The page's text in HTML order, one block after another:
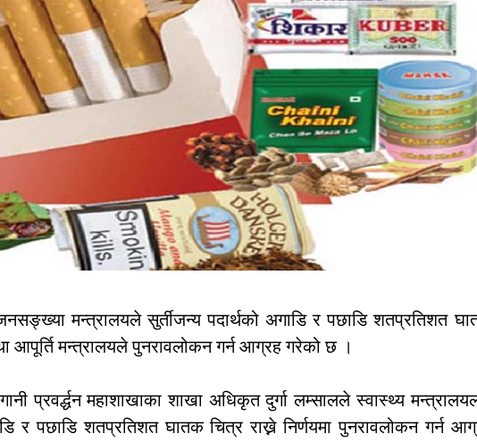
मन्त्रालयले सुर्तीजन्य पदार्थको अगाडि र पछाडि शतप्रतिशत
आपूर्ति मन्त्रालयले पुनरावलोकन गर्न आग्रह गरेको छ ।
प्रवर्द्धन महाशाखाका शाखा अधिकृत दुर्गा लम्सालले स्वास्थ्य
र पछाडि शतप्रतिशत घातक चित्र राख्ने निर्णयमा पुनरावलोकन गर्न